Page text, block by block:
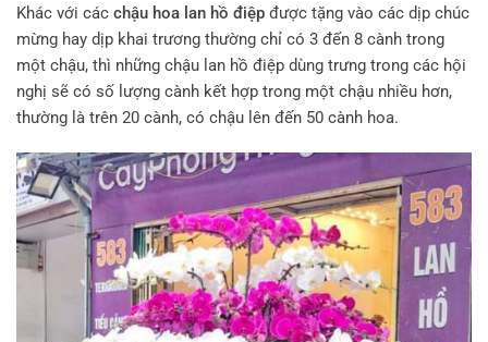
Khác với các chậu hoa lan hồ điệp được tặng vào các dịp chúc
mừng hay dịp khai trương thường chỉ có 3 đến 8 cành trong
một chậu, thì những chậu lan hồ điệp dùng trưng trong các hội
nghị sẽ có số lượng cành kết hợp trong một chậu nhiều hơn,
thường là trên 20 cành, có chậu lên đến 50 cành hoa.